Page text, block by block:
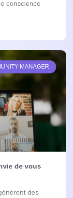
conscience
MANAGER
de vous
des